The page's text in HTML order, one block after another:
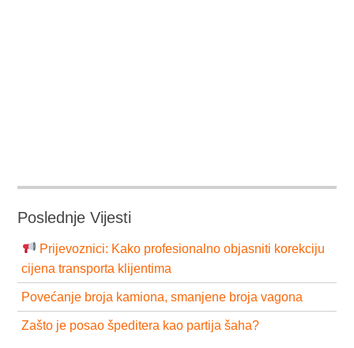
Poslednje Vijesti
Prijevoznici: Kako profesionalno objasniti korekciju
cijena transporta klijentima
Povećanje broja kamiona, smanjene broja vagona
Zašto je posao špeditera kao partija šaha?